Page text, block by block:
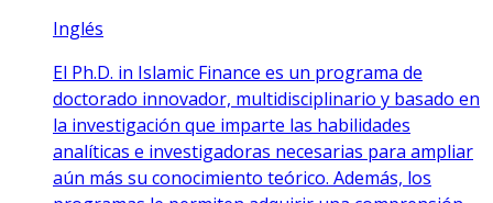
Inglés
El Ph.D. in Islamic Finance es un programa de
doctorado innovador, multidisciplinario y basado en
la investigación que imparte las habilidades
analíticas e investigadoras necesarias para ampliar
aún más su conocimiento teórico. Además, los